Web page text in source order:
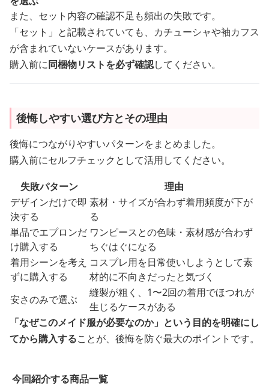
また、セット内容の確認不足も頻出の失敗です。
「セット」と記載されていても、カチューシャや袖カフス
が含まれていないケースがあります。
購入前に同梱物リストを必ず確認してください。
後悔しやすい選び方とその理由
後悔につながりやすいパターンをまとめました。
購入前にセルフチェックとして活用してください。
失敗パターン
理由
デザインだけで即
決する
素材・サイズが合わず着用頻度が下が
る
単品でエプロンだ
け購入する
ワンピースとの色味・素材感が合わず
ちぐはぐになる
着用シーンを考え
ずに購入する
コスプレ用を日常使いしようとして素
材的に不向きだったと気づく
安さのみで選ぶ
縫製が粗く、1〜2回の着用でほつれが
生じるケースがある
「なぜこのメイド服が必要なのか」という目的を明確にし
てから購入することが、後悔を防ぐ最大のポイントです。
今回紹介する商品一覧